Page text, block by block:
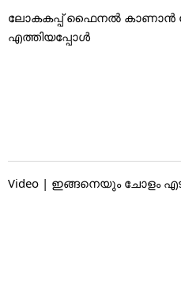
ലോകകപ്പ് ഫൈനൽ കാണാൻ
എത്തിയപ്പോൾ
Video | ഇങ്ങനെയും ചോളം